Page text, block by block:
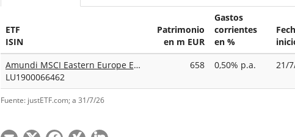
ETF
ISIN
Patrimonio
en m EUR
Gastos
corrientes
en %
Amundi MSCI Eastern Europe Ex Russia UCITS ETF Acc
LU1900066462
658 0,50% p.a. 21/
Fuente: justETF.com; a 31/7/26